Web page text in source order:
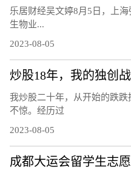
乐居财经吴文婷8月5日，上
生物业...
2023-08-05
我炒股二十年，从开始的跌
不惊。经历过
2023-08-05